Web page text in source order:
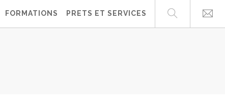
FORMATIONS PRETS ET SERVICES